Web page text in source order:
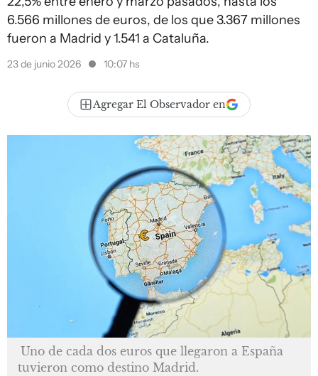
6.566 millones de euros, de los que 3.367 millones
fueron a Madrid y 1.541 a Cataluña.
23 de junio 2026 10:07 hs
Agregar El Observador en
Uno de cada dos euros que llegaron a España
tuvieron como destino Madrid.